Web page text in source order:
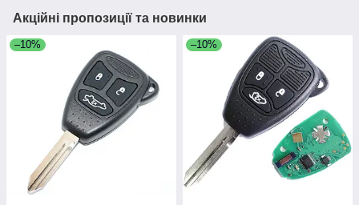
Акційні пропозиції та новинки
–10% –10%